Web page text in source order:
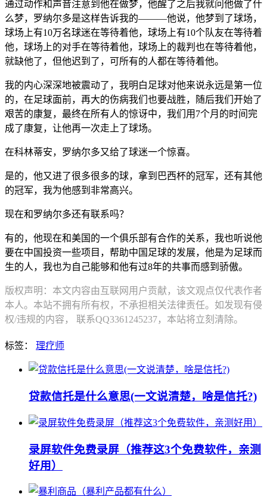
通过动作和声音注意到他在做梦，他醒了之后我就问他做了什
么梦，罗纳尔多是这样告诉我的———他说，他梦到了球场，
球场上有10万名球迷在等待着他，球场上有10个队友在等待着
他，球场上的对手在等待着他，球场上的裁判也在等待着他，
就缺他了，但他迟到了，可所有的人都在等待着他。
我的内心深深地被震动了，我明白足球对他来说永远是第一位
的，在足球面前，再大的伤病我们也要战胜，随后我们开始了
艰苦的康复，最终在所有人的惊讶中，我们用7个月的时间完
成了康复，让他再一次走上了球场。
在科林蒂安，罗纳尔多又给了球迷一个惊喜。
是的，他又进了很多很多的球，拿到巴西杯的冠军，还有其他
的冠军，我为他感到非常高兴。
现在和罗纳尔多还有联系吗？
有的，他现在和美国的一个俱乐部有合作的关系，我也听说他
要在中国投资一些项目，帮助中国足球的发展，他是为足球而
生的人，我也为自己能够和他有过8年的共事而感到骄傲。
版权声明：本文内容由互联网用户贡献，该文观点仅代表作者
本人。本站不拥有所有权，不承担相关法律责任。如发现有侵
权/违规的内容， 联系QQ3361245237，本站将立刻清除。
标签： 理疗师
贷款信托是什么意思(一文说清楚，啥是信托?)
录屏软件免费录屏（推荐这3个免费软件，亲测
好用）